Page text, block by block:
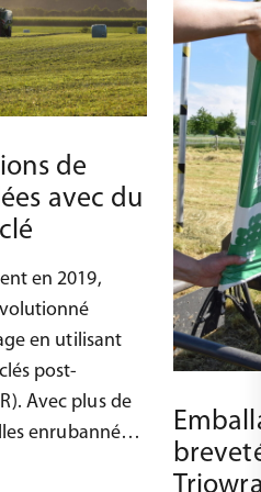
de
avec du
en 2019,
en utilisant
post-
Avec plus de
enrubannées